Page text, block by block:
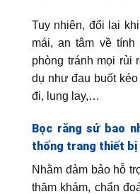
Tuy nhiên, đổi lại
mái, an tâm về
phòng tránh mọi rủi
dụ như đau buốt
đi, lung lay,…
Bọc răng sứ bao
thống trang thiết bị
Nhằm đảm bảo hỗ
thăm khám, chẩn